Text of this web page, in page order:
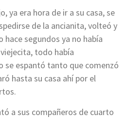
ya era hora de ir a su casa, se
de la ancianita, volteó y
hace segundos ya no había
todo había
se espantó tanto que comenzó
hasta su casa ahí por el
a sus compañeros de cuarto